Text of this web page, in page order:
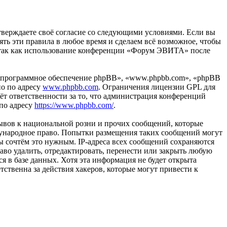
своё согласие со следующими условиями. Если вы
эти правила в любое время и сделаем всё возможное, чтобы
как использование конференции «Форум ЭВИТА» после
обеспечение phpBB», «www.phpbb.com», «phpBB
по адресу www.phpbb.com. Ограничения лицензии GPL для
за то, что администрация конференций
адресу https://www.phpbb.com/.
к национальной розни и прочих сообщений, которые
право. Попытки размещения таких сообщений могут
это нужным. IP-адреса всех сообщений сохраняются
удалить, отредактировать, перенести или закрыть любую
в базе данных. Хотя эта информация не будет открыта
за действия хакеров, которые могут привести к